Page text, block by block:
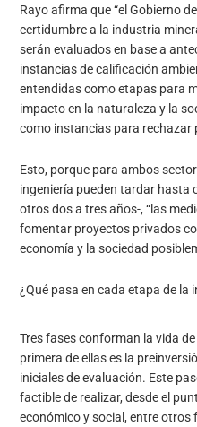
Rayo afirma que “el Gobierno
certidumbre a la industria
serán evaluados en base a
instancias de calificación
entendidas como etapas para
impacto en la naturaleza y la
como instancias para rechazar
Esto, porque para ambos
ingeniería pueden tardar hasta
otros dos a tres años-, “las
fomentar proyectos privados
economía y la sociedad
¿Qué pasa en cada etapa de la
Tres fases conforman la vida
primera de ellas es la
iniciales de evaluación. Este
factible de realizar, desde el
económico y social, entre otros